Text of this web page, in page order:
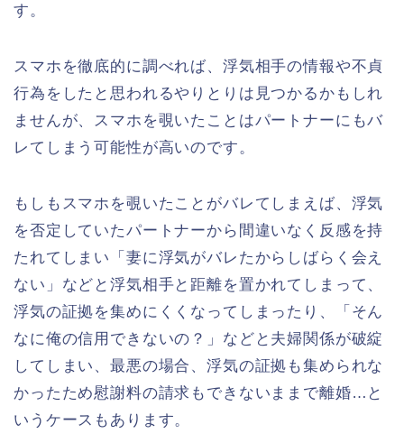
す。
スマホを徹底的に調べれば、浮気相手の情報や不貞
行為をしたと思われるやりとりは見つかるかもしれ
ませんが、スマホを覗いたことはパートナーにもバ
レてしまう可能性が高いのです。
もしもスマホを覗いたことがバレてしまえば、浮気
を否定していたパートナーから間違いなく反感を持
たれてしまい「妻に浮気がバレたからしばらく会え
ない」などと浮気相手と距離を置かれてしまって、
浮気の証拠を集めにくくなってしまったり、「そん
なに俺の信用できないの？」などと夫婦関係が破綻
してしまい、最悪の場合、浮気の証拠も集められな
かったため慰謝料の請求もできないままで離婚…と
いうケースもあります。